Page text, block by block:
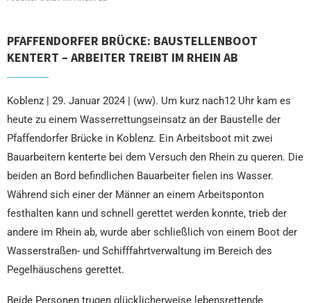
PFAFFENDORFER BRÜCKE: BAUSTELLENBOOT
KENTERT – ARBEITER TREIBT IM RHEIN AB
Koblenz | 29. Januar 2024 | (ww). Um kurz nach12 Uhr kam es
heute zu einem Wasserrettungseinsatz an der Baustelle der
Pfaffendorfer Brücke in Koblenz. Ein Arbeitsboot mit zwei
Bauarbeitern kenterte bei dem Versuch den Rhein zu queren. Die
beiden an Bord befindlichen Bauarbeiter fielen ins Wasser.
Während sich einer der Männer an einem Arbeitsponton
festhalten kann und schnell gerettet werden konnte, trieb der
andere im Rhein ab, wurde aber schließlich von einem Boot der
Wasserstraßen- und Schifffahrtverwaltung im Bereich des
Pegelhäuschens gerettet.
Beide Personen trugen glücklicherweise lebensrettende